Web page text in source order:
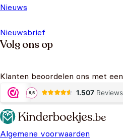
Nieuws
Nieuwsbrief
Volg ons op
Klanten beoordelen ons met een
Algemene voorwaarden